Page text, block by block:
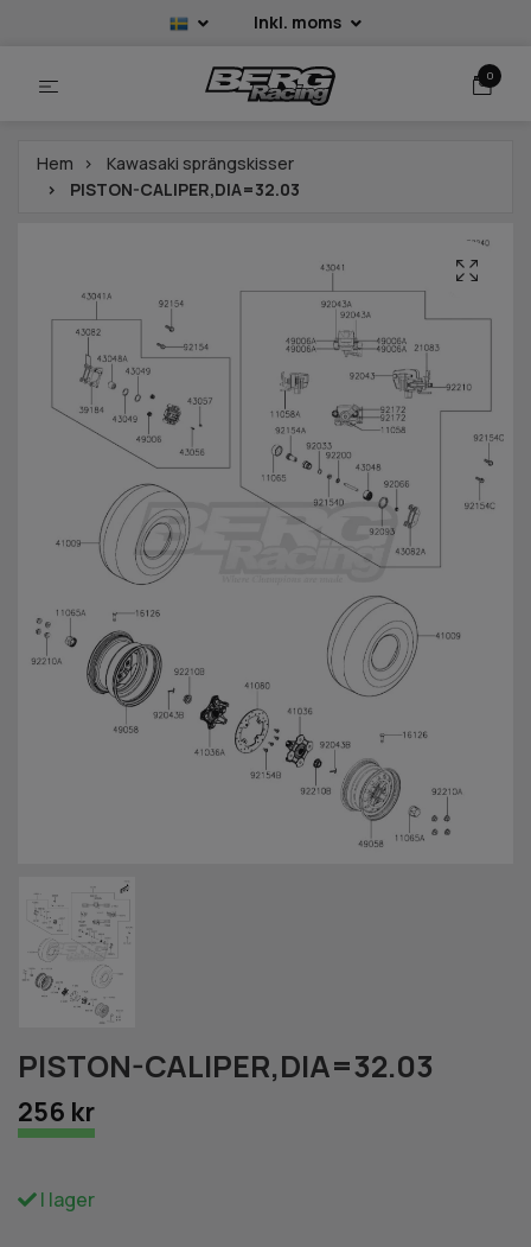
Inkl. moms
0
Hem
Kawasaki sprängskisser
PISTON-CALIPER,DIA=32.03
PISTON-CALIPER,DIA=32.03
256 kr
I lager